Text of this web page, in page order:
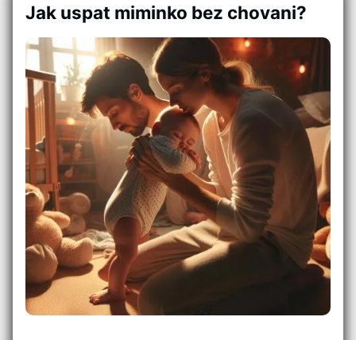
Jak uspat miminko bez chovani?